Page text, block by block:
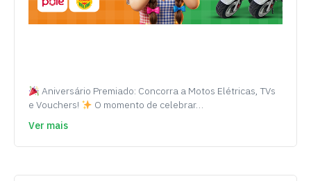
Aniversário Premiado: Concorra a Motos Elétricas, TVs
e Vouchers!
O momento de celebrar…
Ver mais